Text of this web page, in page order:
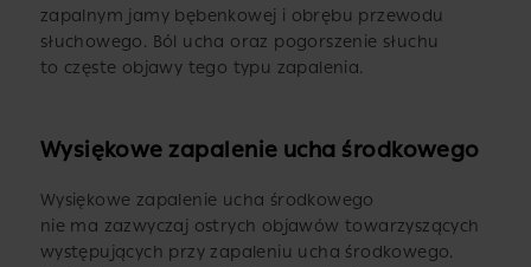
zapalnym jamy bębenkowej i obrębu przewodu
słuchowego. Ból ucha oraz pogorszenie słuchu
to częste objawy tego typu zapalenia.
Wysiękowe zapalenie ucha środkowego
Wysiękowe zapalenie ucha środkowego
nie ma zazwyczaj ostrych objawów towarzyszących
występujących przy zapaleniu ucha środkowego.